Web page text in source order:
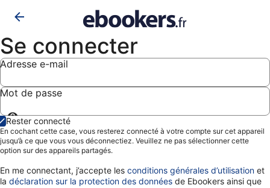
Se connecter
Adresse e-mail
Mot de passe
Afficher
le
mot
de
Rester connecté
En cochant cette case, vous resterez connecté à votre compte sur cet appareil
jusqu’à ce que vous vous déconnectiez. Veuillez ne pas sélectionner cette
option sur des appareils partagés.
En me connectant, j’accepte les conditions générales d’utilisation et
la déclaration sur la protection des données de Ebookers ainsi que